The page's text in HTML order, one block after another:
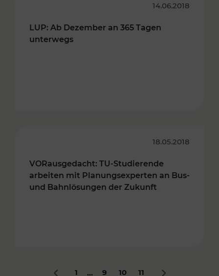
14.06.2018
LUP: Ab Dezember an 365 Tagen
unterwegs
18.05.2018
VORausgedacht: TU-Studierende
arbeiten mit Planungsexperten an Bus-
und Bahnlösungen der Zukunft
1 ... 9 10 11